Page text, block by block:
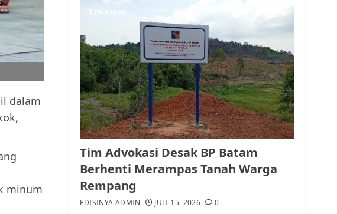
dalam
minum
5 JULI 15, 2026
1
Pemko Batam Tegaskan
RT dan RW bukan Petugas
Pendataan dan
Pemungutan Pajak
AGUSTUS 1, 2026 0
2
Kader Pajak jadi
Penghubung Pemerintah
dan Masyarakat di
Lingkungan RT/RW
5 min read
Tim Advokasi Desak BP Batam
Berhenti Merampas Tanah Warga
Rempang
EDISINYA ADMIN JULI 15, 2026 0